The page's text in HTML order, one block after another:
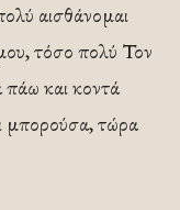
αισθάνομαι
τόσο πολύ Τον
πάω και κοντά
μπορούσα, τώρα